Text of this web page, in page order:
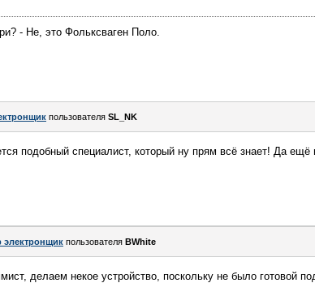
- Не, это Фольксваген Поло.
пользователя SL_NK
подобный специалист, который ну прям всё знает! Да
электронщик пользователя BWhite
делаем некое устройство, поскольку не было готовой